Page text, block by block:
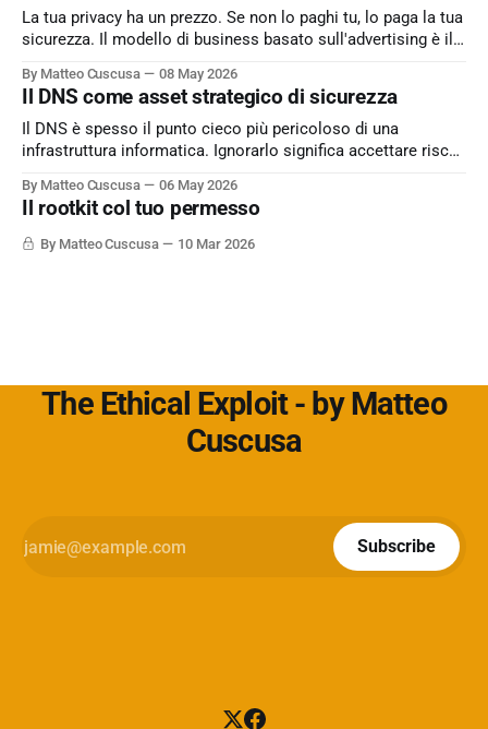
La tua privacy ha un prezzo. Se non lo paghi tu, lo paga la tua
sicurezza. Il modello di business basato sull'advertising è il
motore di ricerca un servizio dove l'utente è il cliente
By Matteo Cuscusa 08 May 2026
Il DNS come asset strategico di sicurezza
Il DNS è spesso il punto cieco più pericoloso di una
infrastruttura informatica. Ignorarlo significa accettare rischi
semplicemente per non aver messo in discussione un
default. L'approfondimento nel mio articolo su
Cybersecurity360 - Nextwork360:
By Matteo Cuscusa 06 May 2026
Il rootkit col tuo permesso
By Matteo Cuscusa 10 Mar 2026
The Ethical Exploit - by Matteo
Cuscusa
Subscribe